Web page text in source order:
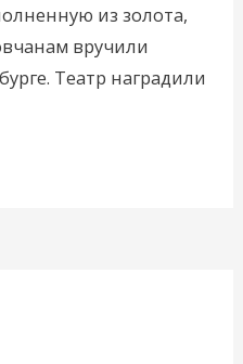
из золота,
вручили
Театр наградили